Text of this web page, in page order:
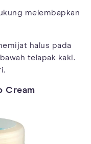
melembapkan
halus pada
telapak kaki.
Cream